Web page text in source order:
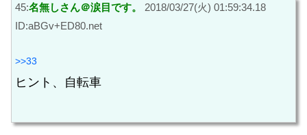
45:名無しさん＠涙目です。
2018/03/27(火) 01:59:34.18
ID:aBGv+ED80.net
>>33
ヒント、自転車